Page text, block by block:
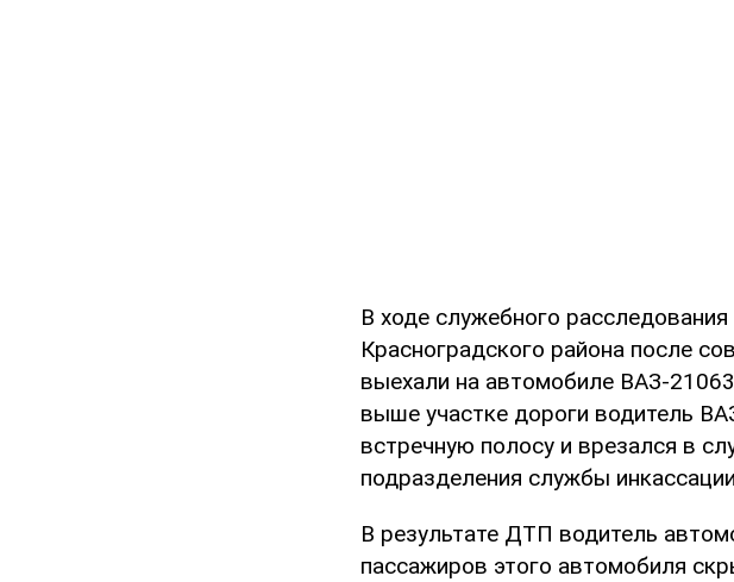
В ходе служебного
Красноградского района после
выехали на автомобиле ВАЗ-
выше участке дороги водитель
встречную полосу и врезался в
подразделения службы
В результате ДТП водитель
пассажиров этого автомобиля